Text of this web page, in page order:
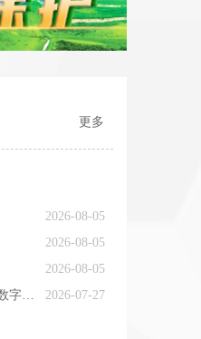
更多
2026-08-05
2026-08-05
2026-08-05
2026-07-27
APEC数字周走进成都 中国西部释放数字经济合作新机遇